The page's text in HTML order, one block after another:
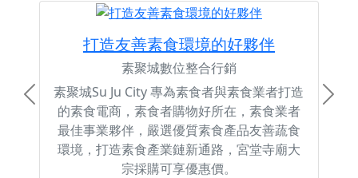
打造友善素食環境的好夥伴
素聚城數位整合行銷
素聚城Su Ju City 專為素食者與素食業者打造
的素食電商，素食者購物好所在，素食業者
最佳事業夥伴，嚴選優質素食產品友善蔬食
環境，打造素食產業鏈新通路，宮堂寺廟大
宗採購可享優惠價。
Previous Next